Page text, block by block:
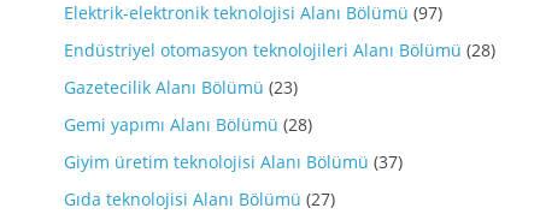
Elektrik-elektronik teknolojisi Alanı Bölümü (97)
Endüstriyel otomasyon teknolojileri Alanı Bölümü (28)
Gazetecilik Alanı Bölümü (23)
Gemi yapımı Alanı Bölümü (28)
Giyim üretim teknolojisi Alanı Bölümü (37)
Gıda teknolojisi Alanı Bölümü (27)